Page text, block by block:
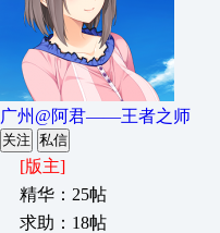
广州@阿君——王者之师
关注 私信
[版主]
精华：25帖
求助：18帖